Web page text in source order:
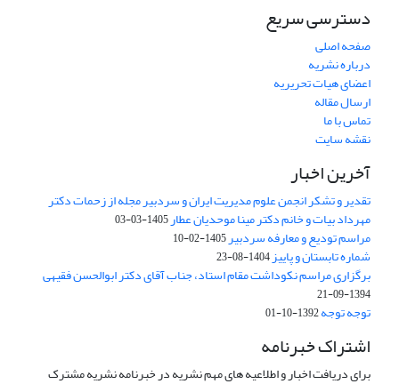
دسترسی سریع
صفحه اصلی
درباره نشریه
اعضای هیات تحریریه
ارسال مقاله
تماس با ما
نقشه سایت
آخرین اخبار
تقدیر و تشکر انجمن علوم مدیریت ایران و سردبیر مجله از زحمات دکتر
مهرداد بیات و خانم دکتر مینا موحدیان عطار1405-03-03
مراسم تودیع و معارفه سردبیر1405-02-10
شماره تابستان و پاییز1404-08-23
برگزاری مراسم نکوداشت مقام استاد، جناب آقای دکتر ابوالحسن فقیهی
1394-09-21
توجه توجه1392-10-01
اشتراک خبرنامه
برای دریافت اخبار و اطلاعیه های مهم نشریه در خبرنامه نشریه مشترک